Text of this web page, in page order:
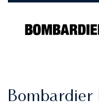
Bombardier